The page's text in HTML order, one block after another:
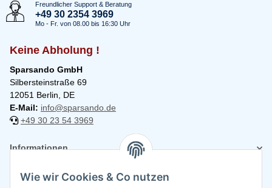
Freundlicher Support & Beratung
+49 30 2354 3969
Mo - Fr. von 08.00 bis 16:30 Uhr
Keine Abholung !
Sparsando GmbH
Silbersteinstraße 69
12051 Berlin, DE
E-Mail: info@sparsando.de
+49 30 23 54 3969
Informationen
Rechtliches
Wie wir Cookies & Co nutzen